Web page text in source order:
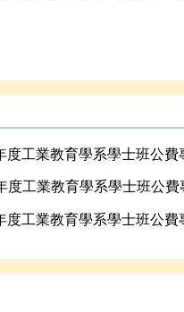
工業教育學系學士班公
工業教育學系學士班公
工業教育學系學士班公